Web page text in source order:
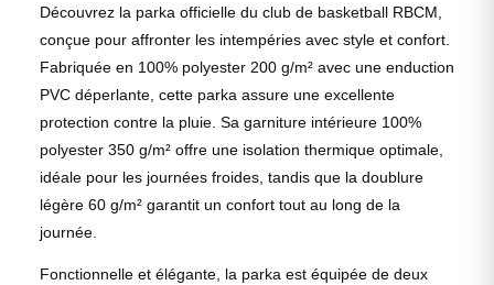
Découvrez la parka officielle du club de basketball RBCM,
conçue pour affronter les intempéries avec style et confort.
Fabriquée en 100% polyester 200 g/m² avec une enduction
PVC déperlante, cette parka assure une excellente
protection contre la pluie. Sa garniture intérieure 100%
polyester 350 g/m² offre une isolation thermique optimale,
idéale pour les journées froides, tandis que la doublure
légère 60 g/m² garantit un confort tout au long de la
journée.
Fonctionnelle et élégante, la parka est équipée de deux